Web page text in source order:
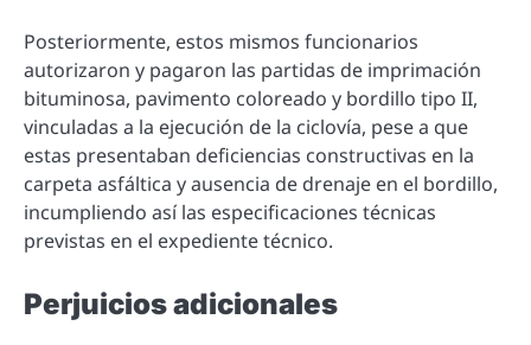
Posteriormente, estos mismos funcionarios
autorizaron y pagaron las partidas de imprimación
bituminosa, pavimento coloreado y bordillo tipo II,
vinculadas a la ejecución de la ciclovía, pese a que
estas presentaban deficiencias constructivas en la
carpeta asfáltica y ausencia de drenaje en el bordillo,
incumpliendo así las especificaciones técnicas
previstas en el expediente técnico.
Perjuicios adicionales